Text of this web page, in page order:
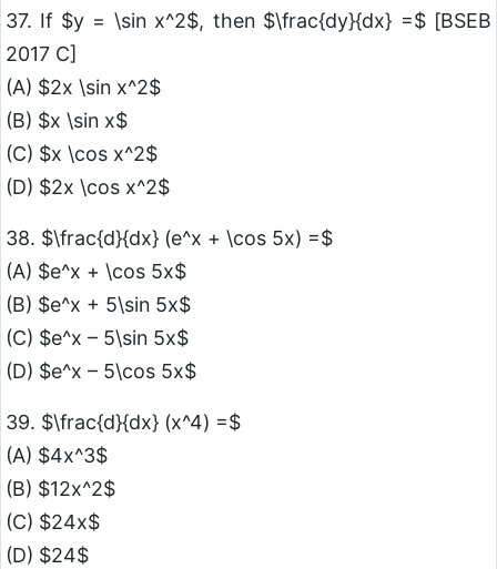
37. If $y = \sin x^2$, then $\frac{dy}{dx} =$ [BSEB
2017 C]
(A) $2x \sin x^2$
(B) $x \sin x$
(C) $x \cos x^2$
(D) $2x \cos x^2$
38. $\frac{d}{dx} (e^x + \cos 5x) =$
(A) $e^x + \cos 5x$
(B) $e^x + 5\sin 5x$
(C) $e^x – 5\sin 5x$
(D) $e^x – 5\cos 5x$
39. $\frac{d}{dx} (x^4) =$
(A) $4x^3$
(B) $12x^2$
(C) $24x$
(D) $24$